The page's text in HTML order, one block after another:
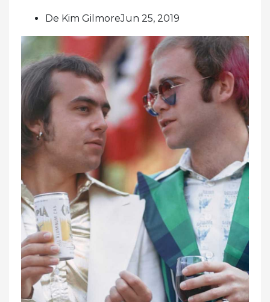
De Kim GilmoreJun 25, 2019